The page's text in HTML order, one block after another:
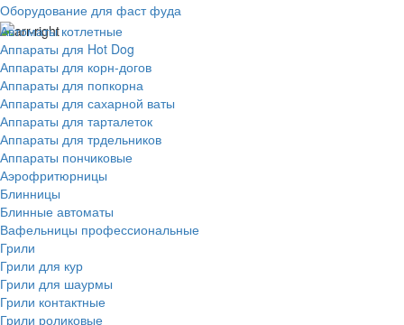
Оборудование для фаст фуда
Автоматы котлетные
Аппараты для Hot Dog
Аппараты для корн-догов
Аппараты для попкорна
Аппараты для сахарной ваты
Аппараты для тарталеток
Аппараты для трдельников
Аппараты пончиковые
Аэрофритюрницы
Блинницы
Блинные автоматы
Вафельницы профессиональные
Грили
Грили для кур
Грили для шаурмы
Грили контактные
Грили роликовые